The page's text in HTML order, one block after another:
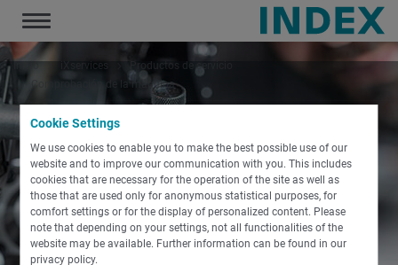
Cookie Settings
We use cookies to enable you to make the best possible use of our
website and to improve our communication with you. This includes
cookies that are necessary for the operation of the site as well as
those that are used only for anonymous statistical purposes, for
comfort settings or for the display of personalized content. Please
note that depending on your settings, not all functionalities of the
website may be available. Further information can be found in our
privacy policy.
Toggle
navigation
iXservices
Productos de servicio
Comprobación de la máquina